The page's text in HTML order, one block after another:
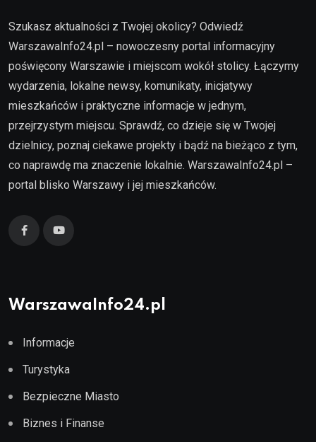
Szukasz aktualności z Twojej okolicy? Odwiedź
WarszawaInfo24.pl – nowoczesny portal informacyjny
poświęcony Warszawie i miejscom wokół stolicy. Łączymy
wydarzenia, lokalne newsy, komunikaty, inicjatywy
mieszkańców i praktyczne informacje w jednym,
przejrzystym miejscu. Sprawdź, co dzieje się w Twojej
dzielnicy, poznaj ciekawe projekty i bądź na bieżąco z tym,
co naprawdę ma znaczenie lokalnie. WarszawaInfo24.pl –
portal blisko Warszawy i jej mieszkańców.
WarszawaInfo24.pl
Informacje
Turystyka
Bezpieczne Miasto
Biznes i Finanse